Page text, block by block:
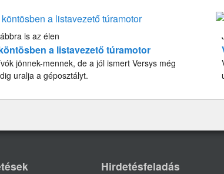
is az élen
a listavezető túramotor
jönnek-mennek, de a jól ismert Versys még
uralja a géposztályt.
Hirdetésfeladás